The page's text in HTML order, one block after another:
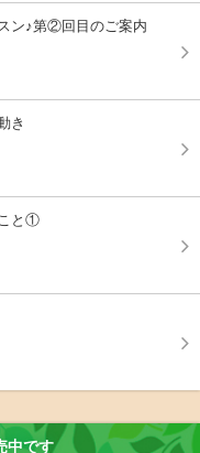
ン♪第②回目のご案内
き
と①
中です